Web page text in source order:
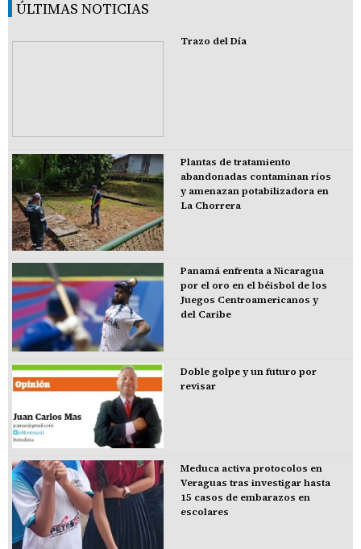
ÚLTIMAS NOTICIAS
Trazo del Día
Plantas de tratamiento
abandonadas contaminan ríos
y amenazan potabilizadora en
La Chorrera
Panamá enfrenta a Nicaragua
por el oro en el béisbol de los
Juegos Centroamericanos y
del Caribe
Doble golpe y un futuro por
revisar
Meduca activa protocolos en
Veraguas tras investigar hasta
15 casos de embarazos en
escolares